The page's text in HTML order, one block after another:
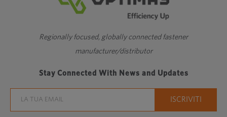
Regionally focused, globally connected fastener
manufacturer/distributor
Stay Connected With News and Updates